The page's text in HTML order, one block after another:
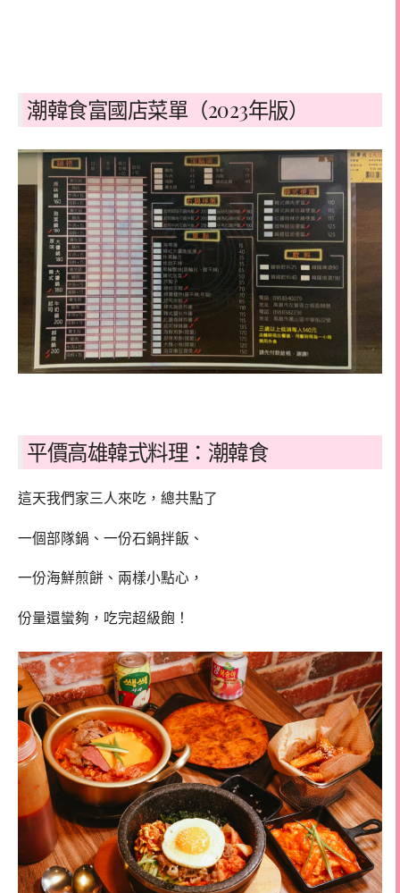
潮韓食富國店菜單（2023年版）
平價高雄韓式料理：潮韓食
這天我們家三人來吃，總共點了
一個部隊鍋、一份石鍋拌飯、
一份海鮮煎餅、兩樣小點心，
份量還蠻夠，吃完超級飽！